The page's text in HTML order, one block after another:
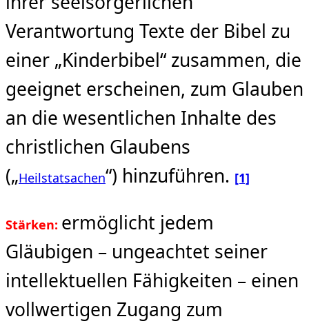
Verantwortung Texte der Bibel zu
einer „Kinderbibel“ zusammen, die
geeignet erscheinen, zum Glauben
an die wesentlichen Inhalte des
christlichen Glaubens
(„Heilstatsachen“) hinzuführen. [1]
Stärken: ermöglicht jedem
Gläubigen – ungeachtet seiner
intellektuellen Fähigkeiten – einen
vollwertigen Zugang zum